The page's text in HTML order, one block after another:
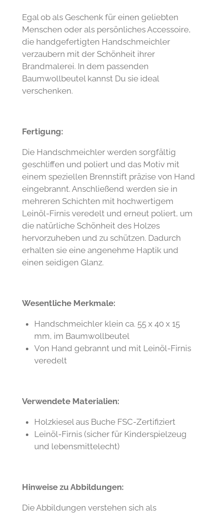
Egal ob als Geschenk für einen geliebten
Menschen oder als persönliches Accessoire,
die handgefertigten Handschmeichler
verzaubern mit der Schönheit ihrer
Brandmalerei. In dem passenden
Baumwollbeutel kannst Du sie ideal
verschenken.
Fertigung:
Die Handschmeichler werden sorgfältig
geschliffen und poliert und das Motiv mit
einem speziellen Brennstift präzise von Hand
eingebrannt. Anschließend werden sie in
mehreren Schichten mit hochwertigem
Leinöl-Firnis veredelt und erneut poliert, um
die natürliche Schönheit des Holzes
hervorzuheben und zu schützen. Dadurch
erhalten sie eine angenehme Haptik und
einen seidigen Glanz.
Wesentliche Merkmale:
Handschmeichler klein ca. 55 x 40 x 15
mm, im Baumwollbeutel
Von Hand gebrannt und mit Leinöl-Firnis
veredelt
Verwendete Materialien:
Holzkiesel aus Buche FSC-Zertifiziert
Leinöl-Firnis (sicher für Kinderspielzeug
und lebensmittelecht)
Hinweise zu Abbildungen:
Die Abbildungen verstehen sich als